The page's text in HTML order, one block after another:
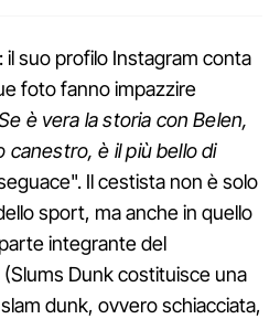
il suo profilo Instagram conta
foto fanno impazzire
è vera la storia con Belen,
è il più bello di
Il cestista non è solo
sport, ma anche in quello
integrante del
(Slums Dunk costituisce una
dunk, ovvero schiacciata,